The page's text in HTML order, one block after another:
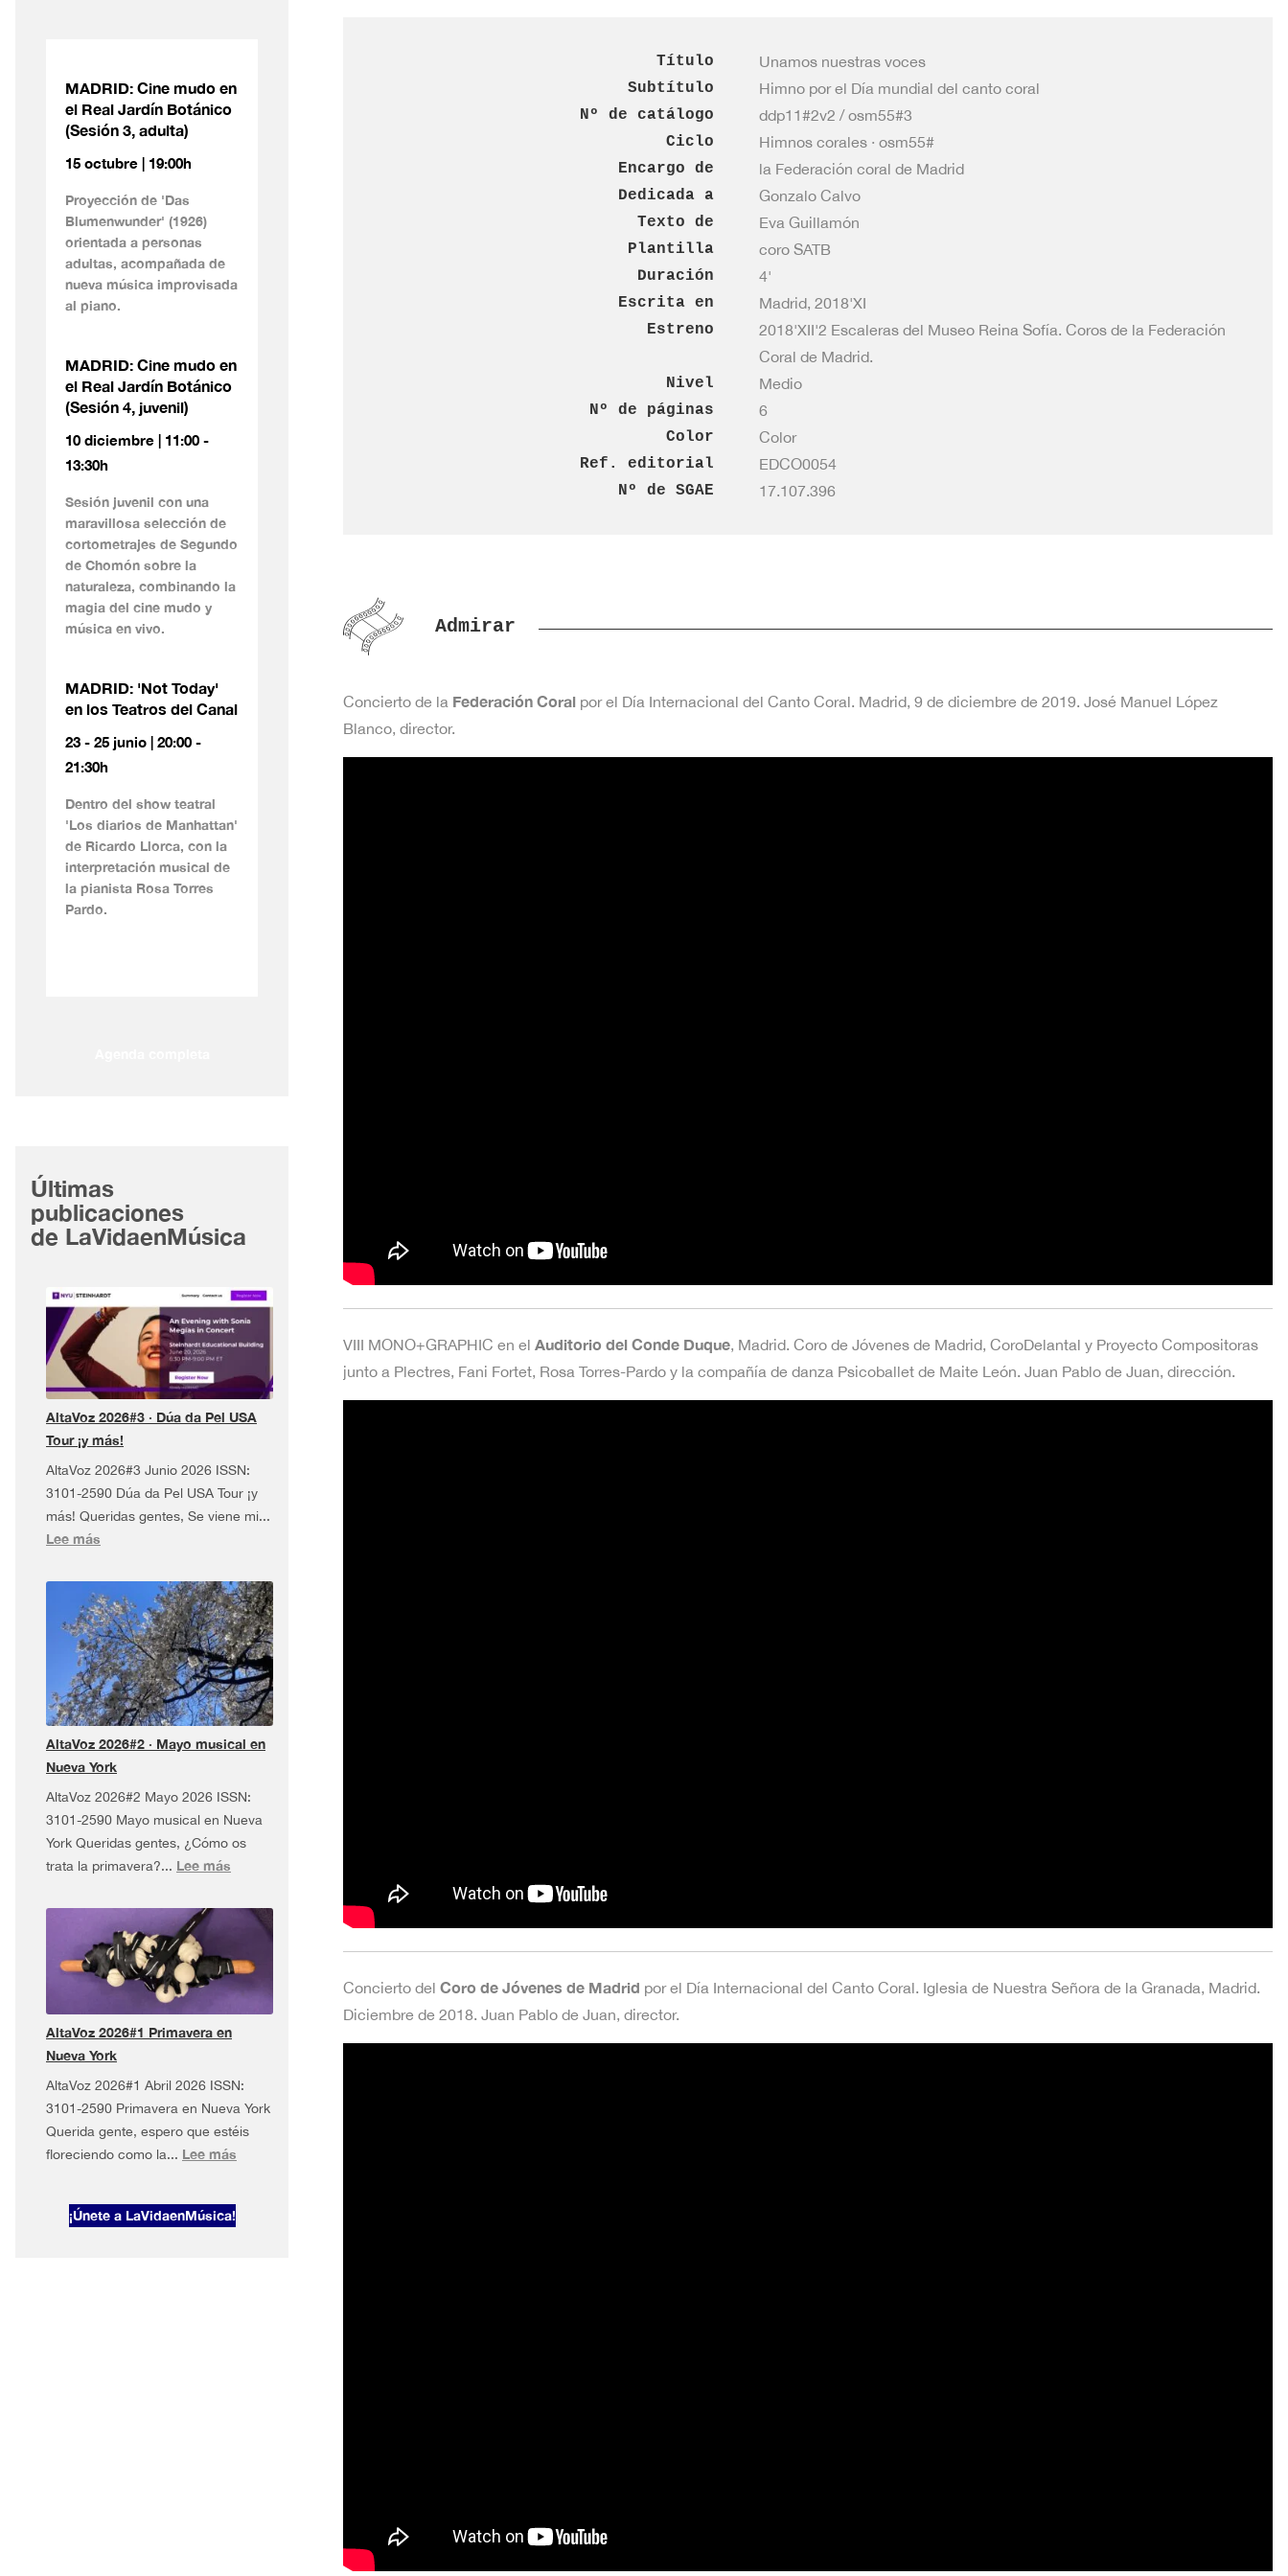
Título
Unamos nuestras voces
Subtítulo
Himno por el Día mundial del canto coral
Nº de catálogo
ddp11#2v2 / osm55#3
Ciclo
Himnos corales · osm55#
Encargo de
la Federación coral de Madrid
Dedicada a
Gonzalo Calvo
Texto de
Eva Guillamón
Plantilla
coro SATB
Duración
4'
Escrita en
Madrid, 2018'XI
Estreno
2018'XII'2 Escaleras del Museo Reina Sofía. Coros de la Federación
Coral de Madrid.
Nivel
Medio
Nº de páginas
6
Color
Color
Ref. editorial
EDCO0054
Nº de SGAE
17.107.396
Admirar
Concierto de la Federación Coral por el Día Internacional del Canto Coral. Madrid, 9 de diciembre de 2019. José Manuel López
Blanco, director.
VIII MONO+GRAPHIC en elAuditorio del Conde Duque, Madrid. Coro de Jóvenes de Madrid, CoroDelantal y Proyecto Compositoras
junto a Plectres, Fani Fortet, Rosa Torres-Pardo y la compañía de danza Psicoballet de Maite León. Juan Pablo de Juan, dirección.
Concierto del Coro de Jóvenes de Madrid por el Día Internacional del Canto Coral. Iglesia de Nuestra Señora de la Granada, Madrid.
Diciembre de 2018. Juan Pablo de Juan, director.
MADRID: Cine mudo en
el Real Jardín Botánico
(Sesión 3, adulta)
15 octubre | 19:00h
Proyección de 'Das
Blumenwunder' (1926)
orientada a personas
adultas, acompañada de
nueva música improvisada
al piano.
MADRID: Cine mudo en
el Real Jardín Botánico
(Sesión 4, juvenil)
10 diciembre | 11:00 -
13:30h
Sesión juvenil con una
maravillosa selección de
cortometrajes de Segundo
de Chomón sobre la
naturaleza, combinando la
magia del cine mudo y
música en vivo.
MADRID: 'Not Today'
en los Teatros del Canal
23 - 25 junio | 20:00 -
21:30h
Dentro del show teatral
'Los diarios de Manhattan'
de Ricardo Llorca, con la
interpretación musical de
la pianista Rosa Torres
Pardo.
Últimas
publicaciones
de LaVidaenMúsica
AltaVoz 2026#3 · Dúa da Pel USA
Tour ¡y más!
AltaVoz 2026#3 Junio 2026 ISSN:
3101-2590 Dúa da Pel USA Tour ¡y
más! Queridas gentes, Se viene mi...
Lee más
2026#3
·
Dúa
da
Pel
USA
Tour
¡y
más!
AltaVoz 2026#2 · Mayo musical en
Nueva York
AltaVoz 2026#2 Mayo 2026 ISSN:
3101-2590 Mayo musical en Nueva
York Queridas gentes, ¿Cómo os
trata la primavera?... Lee más
2026#2
Mayo
musical
AltaVoz 2026#1 Primavera en
Nueva York
AltaVoz 2026#1 Abril 2026 ISSN:
3101-2590 Primavera en Nueva York
Querida gente, espero que estéis
floreciendo como la... Lee más
¡Únete a LaVidaenMúsica!